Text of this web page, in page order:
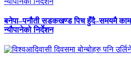
बनेपा–पनौती सडकखण्ड पिच हुँदै–समयमै काम
न्यौपानेको निर्देशन